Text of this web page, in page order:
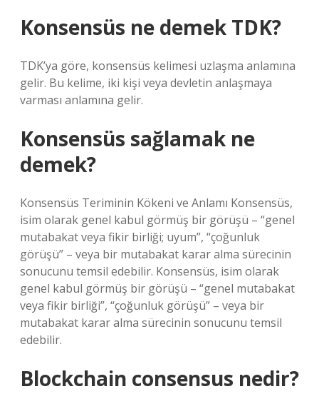
Konsensüs ne demek TDK?
TDK’ya göre, konsensüs kelimesi uzlaşma anlamına
gelir. Bu kelime, iki kişi veya devletin anlaşmaya
varması anlamına gelir.
Konsensüs sağlamak ne
demek?
Konsensüs Teriminin Kökeni ve Anlamı Konsensüs,
isim olarak genel kabul görmüş bir görüşü – “genel
mutabakat veya fikir birliği; uyum”, “çoğunluk
görüşü” – veya bir mutabakat karar alma sürecinin
sonucunu temsil edebilir. Konsensüs, isim olarak
genel kabul görmüş bir görüşü – “genel mutabakat
veya fikir birliği”, “çoğunluk görüşü” – veya bir
mutabakat karar alma sürecinin sonucunu temsil
edebilir.
Blockchain consensus nedir?